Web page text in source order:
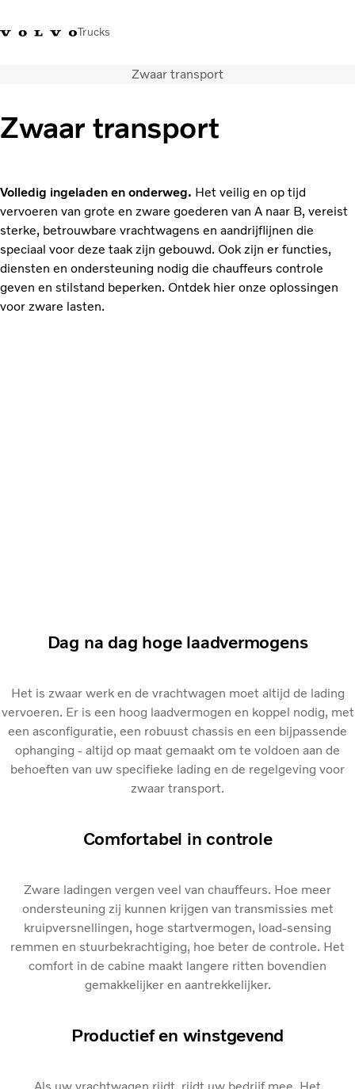
Trucks
Merchandise InloggenNederland
Transportoplossingen
Truck Builder
Services
Dealer locator
Nieuws
Over ons
Zwaar transport
Zwaar transport
Volledig ingeladen en onderweg. Het veilig en op tijd
vervoeren van grote en zware goederen van A naar B, vereist
sterke, betrouwbare vrachtwagens en aandrijflijnen die
speciaal voor deze taak zijn gebouwd. Ook zijn er functies,
diensten en ondersteuning nodig die chauffeurs controle
geven en stilstand beperken. Ontdek hier onze oplossingen
voor zware lasten.
Dag na dag hoge laadvermogens
Het is zwaar werk en de vrachtwagen moet altijd de lading
vervoeren. Er is een hoog laadvermogen en koppel nodig, met
een asconfiguratie, een robuust chassis en een bijpassende
ophanging - altijd op maat gemaakt om te voldoen aan de
behoeften van uw specifieke lading en de regelgeving voor
zwaar transport.
Comfortabel in controle
Zware ladingen vergen veel van chauffeurs. Hoe meer
ondersteuning zij kunnen krijgen van transmissies met
kruipversnellingen, hoge startvermogen, load-sensing
remmen en stuurbekrachtiging, hoe beter de controle. Het
comfort in de cabine maakt langere ritten bovendien
gemakkelijker en aantrekkelijker.
Productief en winstgevend